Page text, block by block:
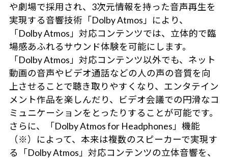
や劇場で採用され、3次元情報を持った音声再生を
実現する音響技術「Dolby Atmos」により、
「Dolby Atmos」対応コンテンツでは、立体的で臨
場感あふれるサウンド体験を可能にします。
「Dolby Atmos」対応コンテンツ以外でも、ネット
動画の音声やビデオ通話などの人の声の音質を向
上させることで聴き取りやすくなり、エンタテイン
メント作品を楽しんだり、ビデオ会議での円滑なコ
ミュニケーションをとったりすることが可能です。
さらに、「Dolby Atmos for Headphones」機能
（※）によって、本来は複数のスピーカーで実現す
る「Dolby Atmos」対応コンテンツの立体音響を、